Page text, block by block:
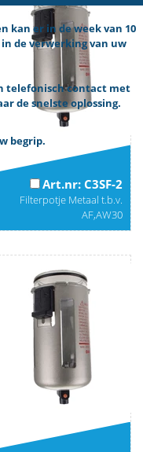
kan er in de week van 10
de verwerking van uw
telefonisch contact met
de snelste oplossing.
begrip.
Art.nr: C3SF-2
Filterpotje Metaal t.b.v.
AF,AW30